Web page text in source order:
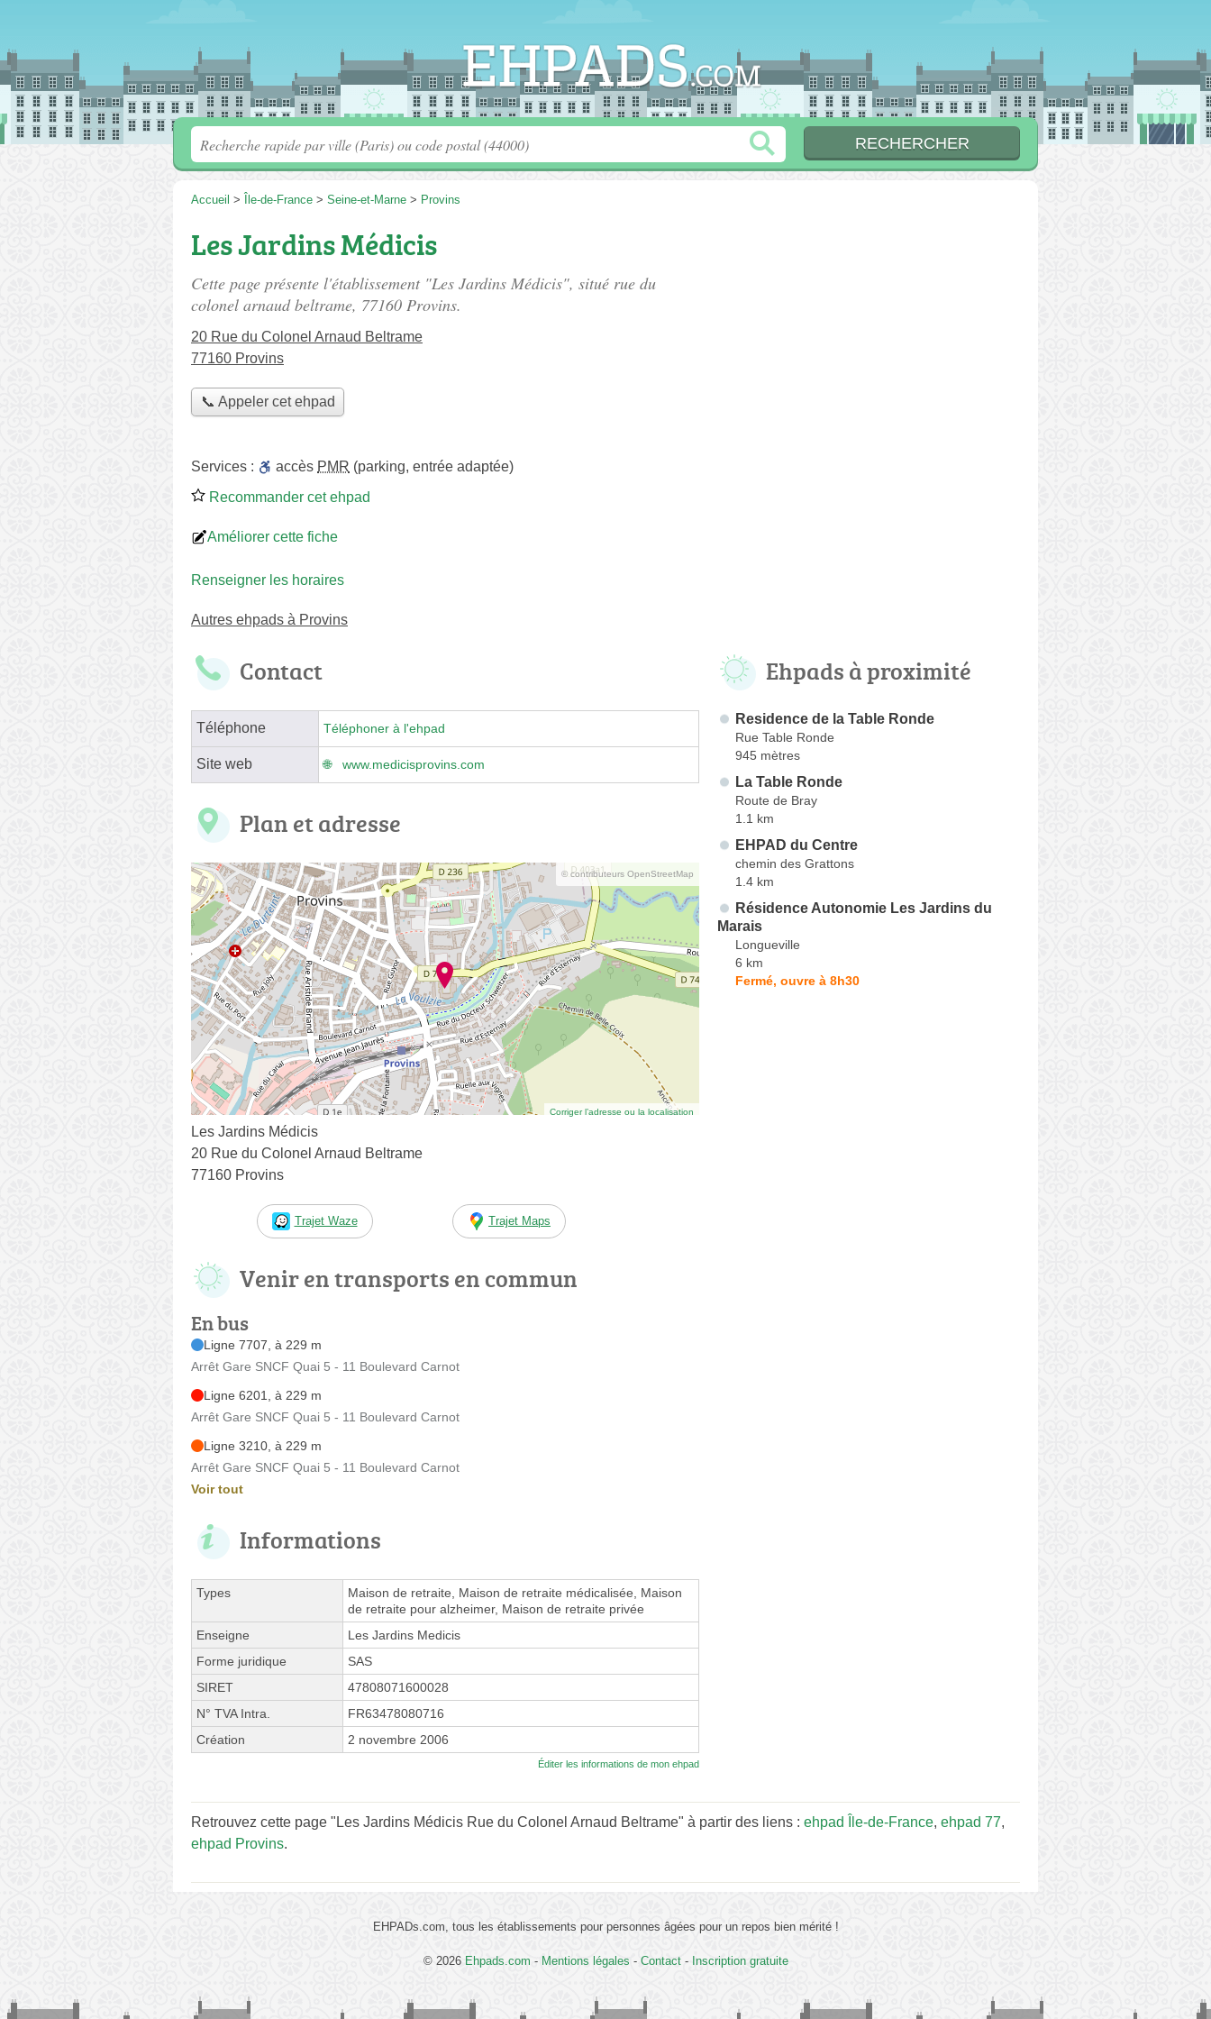
Accueil > Île-de-France > Seine-et-Marne > Provins
Les Jardins Médicis
Cette page présente l'établissement "Les Jardins Médicis", situé rue du
colonel arnaud beltrame, 77160 Provins.
20 Rue du Colonel Arnaud Beltrame
77160 Provins
📞 Appeler cet ehpad
Services : accès PMR (parking, entrée adaptée)
Recommander cet ehpad
Améliorer cette fiche
Renseigner les horaires
Autres ehpads à Provins
Contact
Téléphone Téléphoner à l'ehpad
Site web www.medicisprovins.com
Plan et adresse
© contributeurs OpenStreetMap
Corriger l’adresse ou la localisation
Les Jardins Médicis
20 Rue du Colonel Arnaud Beltrame
77160 Provins
Trajet Waze Trajet Maps
Venir en transports en commun
En bus
Ligne 7707, à 229 m
Arrêt Gare SNCF Quai 5 - 11 Boulevard Carnot
Ligne 6201, à 229 m
Arrêt Gare SNCF Quai 5 - 11 Boulevard Carnot
Ligne 3210, à 229 m
Arrêt Gare SNCF Quai 5 - 11 Boulevard Carnot
Voir tout
Informations
Types
Maison de retraite, Maison de retraite médicalisée, Maison
de retraite pour alzheimer, Maison de retraite privée
Enseigne
Les Jardins Medicis
Forme juridique
SAS
SIRET
47808071600028
N° TVA Intra.
FR63478080716
Création
2 novembre 2006
Éditer les informations de mon ehpad
Ehpads à proximité
Residence de la Table Ronde
Rue Table Ronde
945 mètres
La Table Ronde
Route de Bray
1.1 km
EHPAD du Centre
chemin des Grattons
1.4 km
Résidence Autonomie Les Jardins du
Marais
Longueville
6 km
Fermé, ouvre à 8h30
Retrouvez cette page "Les Jardins Médicis Rue du Colonel Arnaud Beltrame" à partir des liens : ehpad Île-de-France, ehpad 77,
ehpad Provins.
EHPADs.com, tous les établissements pour personnes âgées pour un repos bien mérité !
© 2026 Ehpads.com - Mentions légales - Contact- Inscription gratuite